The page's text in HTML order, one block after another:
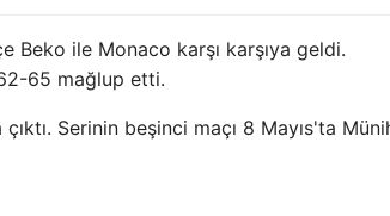
Beko ile Monaco karşı karşıya geldi.
65 mağlup etti.
Serinin beşinci maçı 8 Mayıs'ta